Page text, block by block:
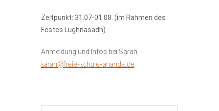
Zeitpunkt: 31.07-01.08. (im Rahmen des
Festes Lughnasadh)
Anmeldung und Infos bei Sarah,
sarah@freie-schule-ananda.de